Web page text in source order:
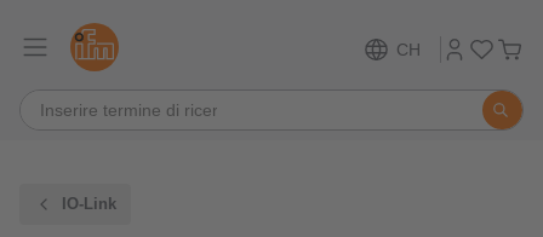
CH
IO-Link